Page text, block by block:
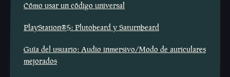
Cómo usar un código universal
PlayStation®5: Plutobeard y Saturnbeard
Guía del usuario: Audio inmersivo/Modo de auriculares
mejorados